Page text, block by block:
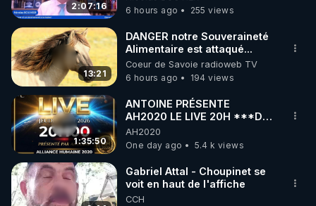
code : REGENERE10
▶ 30 jours gratuit sur l’application de méditation et
de bien-être ENVOL :
Rendez-vous sur https://www.envol.app/code
le code : REGENERE
2:07:16
6 hours ago
255 views
13:21
DANGER notre Souveraineté
Alimentaire est attaqué...
Coeur de Savoie radioweb TV
6 hours ago
194 views
1:35:50
ANTOINE PRÉSENTE
AH2020 LE LIVE 20H ***DU
06/08/2026***
AH2020
One day ago
5.4 k views
Gabriel Attal - Choupinet se
voit en haut de l'affiche
CCH